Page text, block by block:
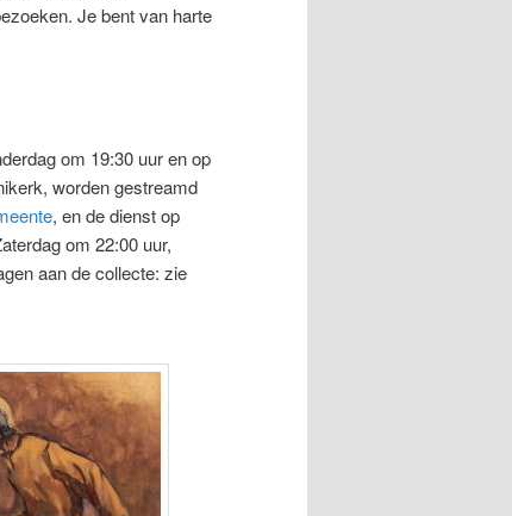
Je bent van harte
om 19:30 uur en op
worden gestreamd
, en de dienst op
om 22:00 uur,
aan de collecte: zie